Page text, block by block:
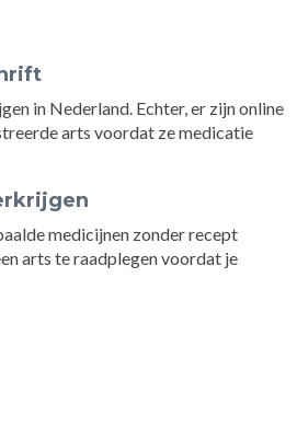
in Nederland. Echter, er zijn online
arts voordat ze medicatie
medicijnen zonder recept
arts te raadplegen voordat je